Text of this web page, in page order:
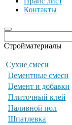
Контакты
Стройматериалы
Сухие смеси
Цементные смеси
Цемент и добавки
Плиточный клей
Наливной пол
Шпатлевка